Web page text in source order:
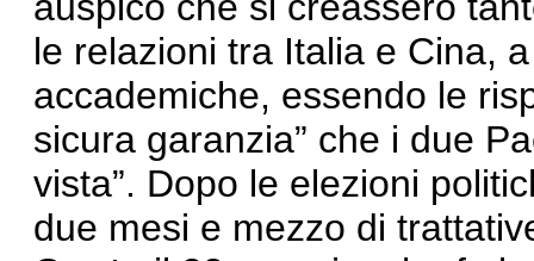
le relazioni tra Italia e Cina,
accademiche, essendo le
sicura garanzia” che i due
vista”. Dopo le elezioni
due mesi e mezzo di